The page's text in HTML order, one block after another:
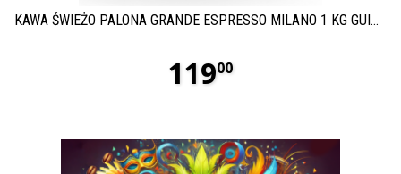
KAWA ŚWIEŻO PALONA GRANDE ESPRESSO MILANO 1 KG GUIDO COFFEE
11900